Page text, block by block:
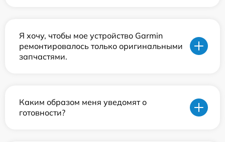
Я хочу, чтобы мое устройство Garmin
ремонтировалось только оригинальными
запчастями.
Каким образом меня уведомят о
готовности?